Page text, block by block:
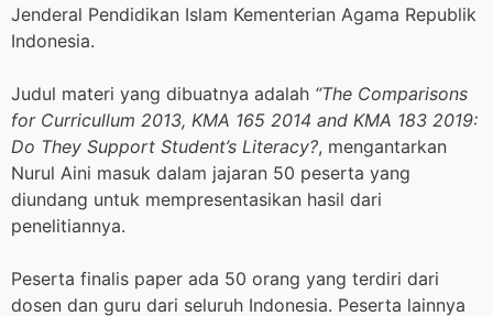
Jenderal Pendidikan Islam Kementerian Agama Republik
Indonesia.
Judul materi yang dibuatnya adalah “The Comparisons
for Curricullum 2013, KMA 165 2014 and KMA 183 2019:
Do They Support Student’s Literacy?, mengantarkan
Nurul Aini masuk dalam jajaran 50 peserta yang
diundang untuk mempresentasikan hasil dari
penelitiannya.
Peserta finalis paper ada 50 orang yang terdiri dari
dosen dan guru dari seluruh Indonesia. Peserta lainnya